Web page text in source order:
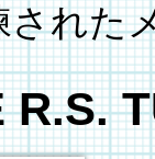
された
R.S.